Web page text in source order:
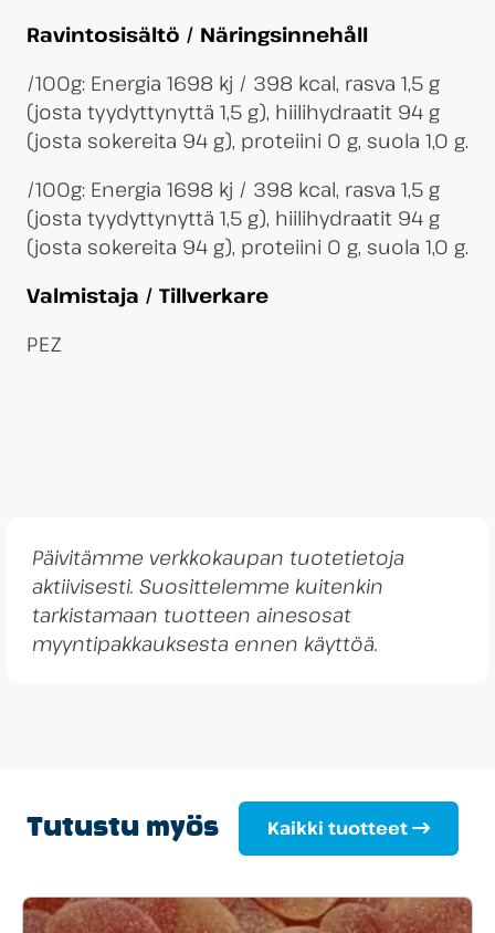
Ravintosisältö / Näringsinnehåll
/100g: Energia 1698 kj / 398 kcal, rasva 1,5 g
(josta tyydyttynyttä 1,5 g), hiilihydraatit 94 g
(josta sokereita 94 g), proteiini 0 g, suola 1,0 g.
/100g: Energia 1698 kj / 398 kcal, rasva 1,5 g
(josta tyydyttynyttä 1,5 g), hiilihydraatit 94 g
(josta sokereita 94 g), proteiini 0 g, suola 1,0 g.
Valmistaja / Tillverkare
PEZ
Päivitämme verkkokaupan tuotetietoja
aktiivisesti. Suosittelemme kuitenkin
tarkistamaan tuotteen ainesosat
myyntipakkauksesta ennen käyttöä.
Tutustu myös Kaikki tuotteet